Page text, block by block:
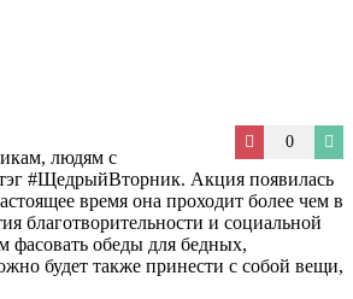
0
людям с
#ЩедрыйВторник. Акция появилась
время она проходит более чем в
благотворительности и социальной
фасовать обеды для бедных,
будет также принести с собой вещи,